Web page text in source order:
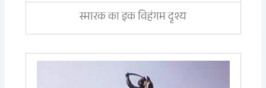
स्मारक का इक विहंगम दृश्य